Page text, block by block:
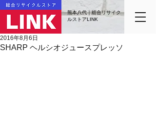
熊本八代｜総合リサイク
ルストアLINK
SHARP ヘルシオジュースプレッソ
2016年8月6日